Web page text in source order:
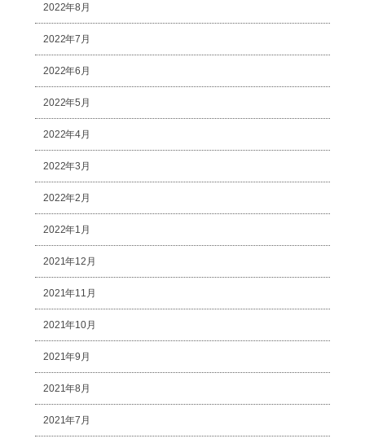
2022年8月
2022年7月
2022年6月
2022年5月
2022年4月
2022年3月
2022年2月
2022年1月
2021年12月
2021年11月
2021年10月
2021年9月
2021年8月
2021年7月